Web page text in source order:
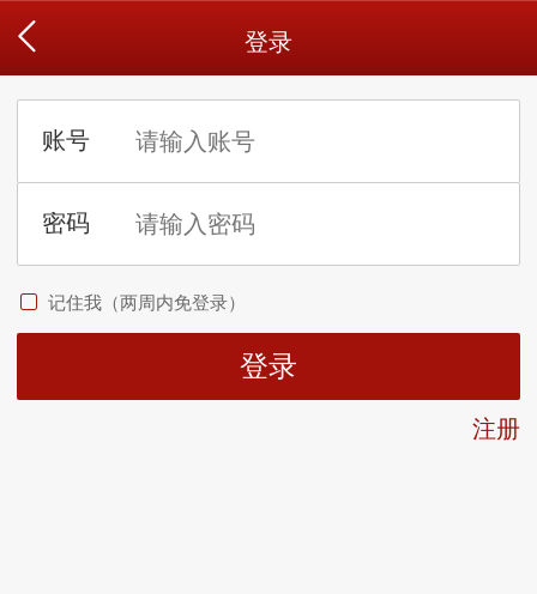
登录
记住我（两周内免登录）
注册